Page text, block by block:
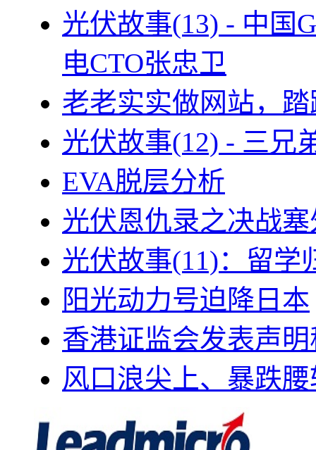
光伏故事(13) - 中国
电CTO张忠卫
老老实实做网站，
光伏故事(12) - 三兄
EVA脱层分析
光伏恩仇录之决战
光伏故事(11)：留学
阳光动力号迫降日本
香港证监会发表声
风口浪尖上、暴跌